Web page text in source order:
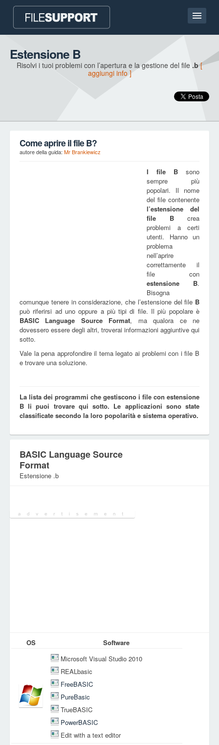
Homepage
Contatto
Estensione B
Risolvi i tuoi problemi con l’apertura e la gestione del file .b [
aggiungi info ]
Come aprire il file B?
autore della guida: Mr Brankiewicz
I file B sono
sempre più
popolari. Il nome
del file contenente
l’estensione del
file Bcrea
problemi a certi
utenti. Hanno un
problema
nell’aprire
correttamente il
file con
estensione B.
Bisogna
comunque tenere in considerazione, che l’estensione del file B
può riferirsi ad uno oppure a più tipi di file. Il più popolare è
BASIC Language Source Format, ma qualora ce ne
dovessero essere degli altri, troverai informazioni aggiuntive qui
sotto.
Vale la pena approfondire il tema legato ai problemi con i file B
e trovare una soluzione.
La lista dei programmi che gestiscono i file con estensione
B li puoi trovare qui sotto. Le applicazioni sono state
classificate secondo la loro popolarità e sistema operativo.
BASIC Language Source
Format
Estensione .b
OS
Software
Microsoft Visual Studio 2010
REALbasic
FreeBASIC
PureBasic
TrueBASIC
PowerBASIC
Edit with a text editor